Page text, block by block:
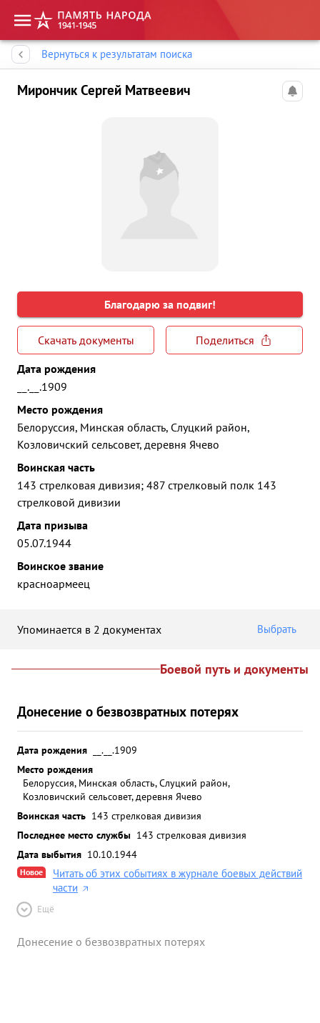
Вернуться к результатам поиска
Мирончик Сергей Матвеевич
Благодарю за подвиг!
Скачать документы
Поделиться
Дата рождения
__.__.1909
Место рождения
Белоруссия, Минская область, Слуцкий район,
Козловичский сельсовет, деревня Ячево
Воинская часть
143 стрелковая дивизия; 487 стрелковый полк 143
стрелковой дивизии
Дата призыва
05.07.1944
Воинское звание
красноармеец
Упоминается в 2 документах Выбрать
Боевой путь и документы
Донесение о безвозвратных потерях
Дата рождения
__.__.1909
Место рождения
Белоруссия, Минская область, Слуцкий район,
Козловичский сельсовет, деревня Ячево
Воинская часть 143 стрелковая дивизия
Последнее место службы 143 стрелковая дивизия
Дата выбытия 10.10.1944
Новое
Читать об этих событиях в журнале боевых действий
части
Ещё
Донесение о безвозвратных потерях
Память народа